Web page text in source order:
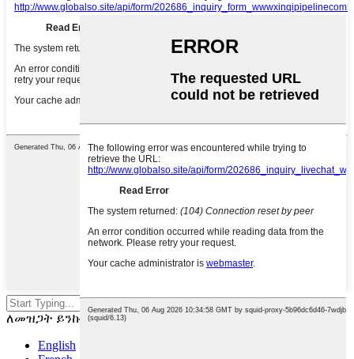
ለመፈለግ አስገባን ወይም ESCን
ለመዝጋት ይንኩ።
English